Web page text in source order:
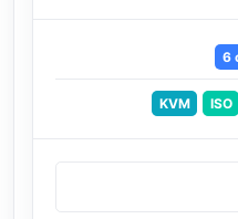
6
KVM ISO